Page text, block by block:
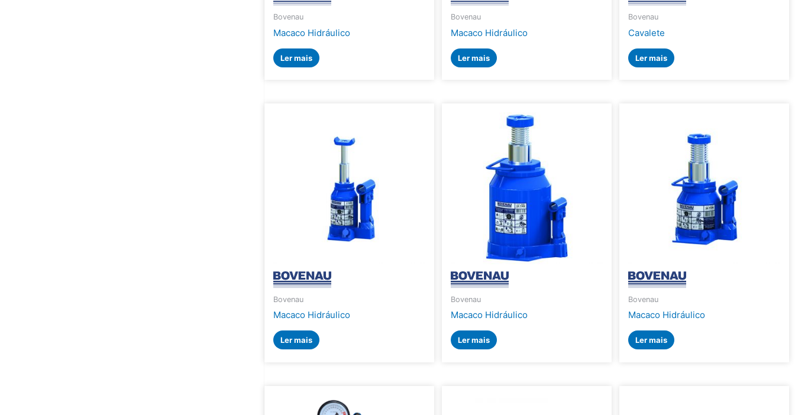
Bovenau
Macaco Hidráulico
Ler mais
Bovenau
Macaco Hidráulico
Ler mais
Bovenau
Cavalete
Ler mais
Bovenau
Macaco Hidráulico
Ler mais
Bovenau
Macaco Hidráulico
Ler mais
Bovenau
Macaco Hidráulico
Ler mais